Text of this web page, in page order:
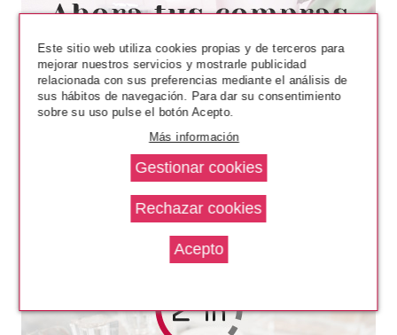
ANNE MOLLER
REAFIRMANTE SPF15 50 ML
Pvr 44.50€
desde
Este sitio web utiliza cookies propias y de terceros para
mejorar nuestros servicios y mostrarle publicidad
relacionada con sus preferencias mediante el análisis de
sus hábitos de navegación. Para dar su consentimiento
sobre su uso pulse el botón Acepto.
Más información